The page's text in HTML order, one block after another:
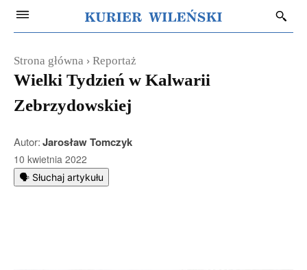
Strona główna Reportaż
Wielki Tydzień w Kalwarii
Zebrzydowskiej
Autor:Jarosław Tomczyk
10 kwietnia 2022
🗣️ Słuchaj artykułu